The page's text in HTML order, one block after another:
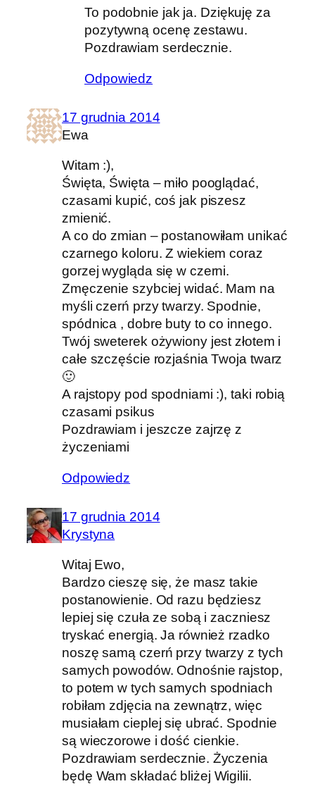
To podobnie jak ja. Dziękuję za
pozytywną ocenę zestawu.
Pozdrawiam serdecznie.
Odpowiedz
17 grudnia 2014
Ewa
Witam :),
Święta, Święta – miło pooglądać,
czasami kupić, coś jak piszesz
zmienić.
A co do zmian – postanowiłam unikać
czarnego koloru. Z wiekiem coraz
gorzej wygląda się w czerni.
Zmęczenie szybciej widać. Mam na
myśli czerń przy twarzy. Spodnie,
spódnica , dobre buty to co innego.
Twój sweterek ożywiony jest złotem i
całe szczęście rozjaśnia Twoja twarz
🙂
A rajstopy pod spodniami :), taki robią
czasami psikus
Pozdrawiam i jeszcze zajrzę z
życzeniami
Odpowiedz
17 grudnia 2014
Krystyna
Witaj Ewo,
Bardzo cieszę się, że masz takie
postanowienie. Od razu będziesz
lepiej się czuła ze sobą i zaczniesz
tryskać energią. Ja również rzadko
noszę samą czerń przy twarzy z tych
samych powodów. Odnośnie rajstop,
to potem w tych samych spodniach
robiłam zdjęcia na zewnątrz, więc
musiałam cieplej się ubrać. Spodnie
są wieczorowe i dość cienkie.
Pozdrawiam serdecznie. Życzenia
będę Wam składać bliżej Wigilii.